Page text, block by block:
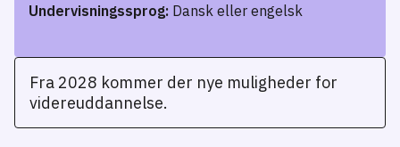
Undervisningssprog: Dansk eller engelsk
Fra 2028 kommer der nye muligheder for
videreuddannelse.